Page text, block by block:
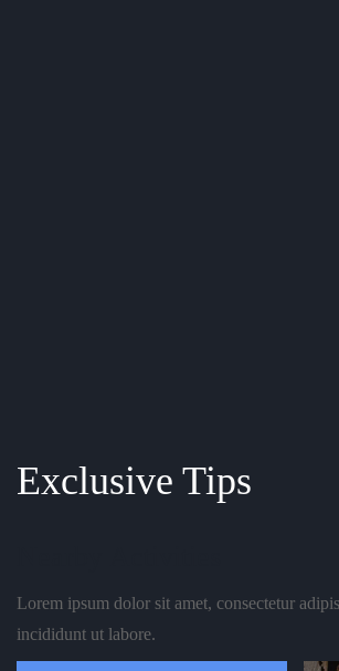
Exclusive Tips
Lorem ipsum dolor sit amet, consectetur
incididunt ut labore.